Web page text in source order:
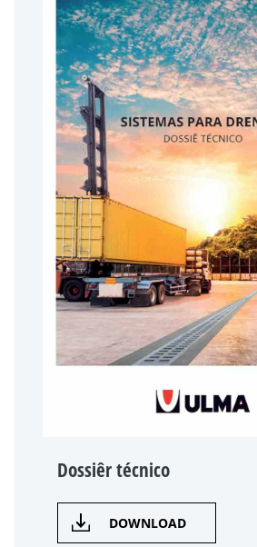
Dossiêr técnico
DOWNLOAD